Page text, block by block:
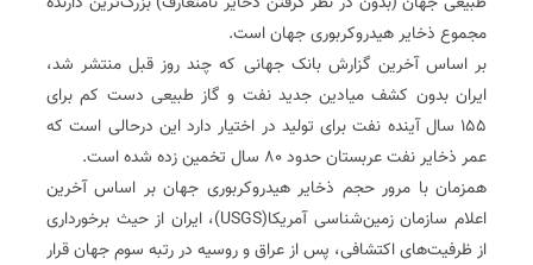
مجموع ذخایر هیدروکربوری جهان است.
بر اساس آخرین گزارش بانک جهانی که چند روز قبل منتشر شد،
ایران بدون کشف میادین جدید نفت و گاز طبیعی دست کم برای
۱۵۵ سال آینده نفت برای تولید در اختیار دارد این درحالی است که
عمر ذخایر نفت عربستان حدود ۸۰ سال تخمین زده شده است.
همزمان با مرور حجم ذخایر هیدروکربوری جهان بر اساس آخرین
اعلام سازمان زمین‌شناسی آمریکا(USGS)، ایران از حیث برخورداری
از ظرفیت‌های اکتشافی، پس از عراق و روسیه در رتبه سوم جهان قرار